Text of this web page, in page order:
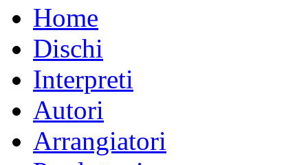
Home
Dischi
Interpreti
Autori
Arrangiatori